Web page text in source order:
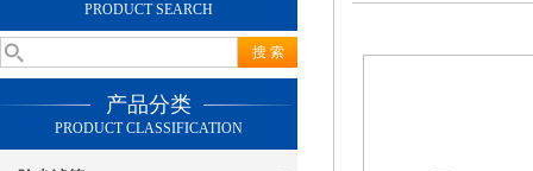
PRODUCT SEARCH
产品分类
PRODUCT CLASSIFICATION